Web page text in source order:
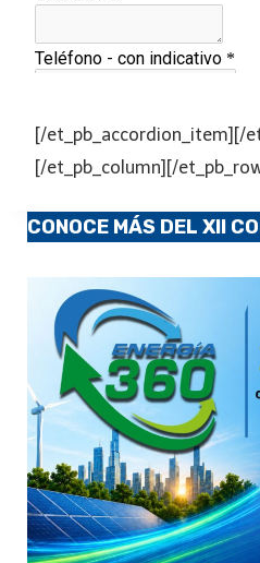
[/et_pb_accordion_item][/
[/et_pb_column][/
CONOCE MÁS DEL XII